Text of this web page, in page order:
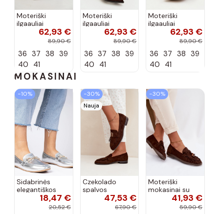
Moteriški
ilgaauliai
įsispiriami su
kulniukais iš
zomšos bordo
spalvos Carmina
62,93 €
89,90 €
36 37 38 39
40 41
Moteriški
ilgaauliai
įsispiriami su
kulniukais iš
zomšos
šokolado
62,93 €
89,90 €
36 37 38 39
40 41
Moteriški
ilgaauliai
įsispiriami su
kulniukais iš
zomšos smėlio
spalvos Carmina
62,93 €
89,90 €
36 37 38 39
40 41
MOKASINAI
−10%
Sidabrinės
elegantiškos
mokasinos su
cirkonių Banzao
18,47 €
20,52 €
−30%
Nauja
Czekolado
spalvos
moteriški
mokasinai su
47,53 €
67,90 €
−30%
Moteriški
mokasinai su
koralinės-
41,93 €
59,90 €